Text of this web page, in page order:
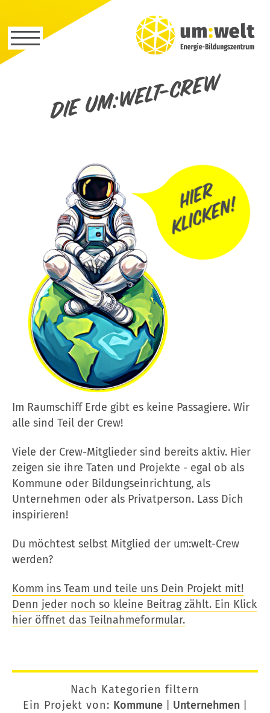
Die um:welt-Crew
Im Raumschiff Erde gibt es keine Passagiere. Wir
alle sind Teil der Crew!
Viele der Crew-Mitglieder sind bereits aktiv. Hier
zeigen sie ihre Taten und Projekte - egal ob als
Kommune oder Bildungseinrichtung, als
Unternehmen oder als Privatperson. Lass Dich
inspirieren!
Du möchtest selbst Mitglied der um:welt-Crew
werden?
Komm ins Team und teile uns Dein Projekt mit!
Denn jeder noch so kleine Beitrag zählt. Ein Klick
hier öffnet das Teilnahmeformular.
Nach Kategorien filtern
Ein Projekt von: Kommune| Unternehmen|